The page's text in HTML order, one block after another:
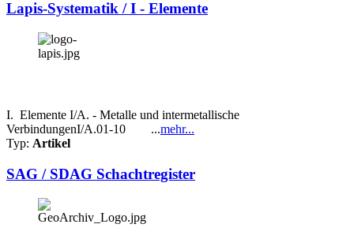
Lapis-Systematik / I - Elemente
I. Elemente I/A. - Metalle und intermetallische
VerbindungenI/A.01-10 ...mehr...
Typ: Artikel
SAG / SDAG Schachtregister